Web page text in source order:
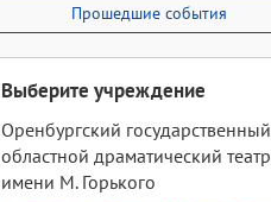
Прошедшие события
Выберите учреждение
Оренбургский государственный
областной драматический театр
имени М. Горького